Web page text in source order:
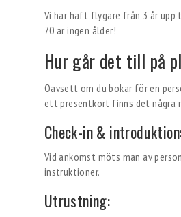
Vi har haft flygare från 3 år upp
70 är ingen ålder!
Hur går det till på
Oavsett om du bokar för en
ett presentkort finns det några
Check-in &
Vid ankomst möts man av
instruktioner.
Utrustning: